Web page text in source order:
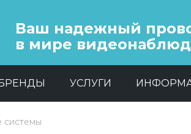
Ваш надежный
в мире
УСЛУГИ
системы